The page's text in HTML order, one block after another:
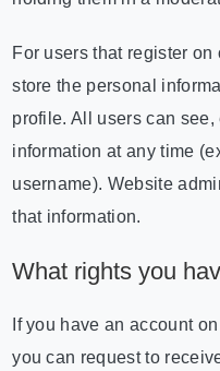
For users that register
store the personal
profile. All users can see,
information at any time
username). Website
that information.
What rights you
If you have an account
you can request to